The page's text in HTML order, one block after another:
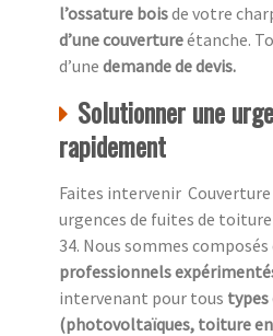
l’ossature boisde votre
d’une couvertureétanche.
d’une demande de devis.
Solutionner une
rapidement
Faites intervenir Couverture
urgences de fuites de
34. Nous sommes composés
professionnels
intervenant pour tous
(photovoltaïques, toiture